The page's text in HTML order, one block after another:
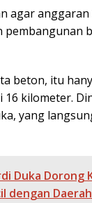
agar
beton, itu
kilometer.
yang
Duka Dorong
dengan